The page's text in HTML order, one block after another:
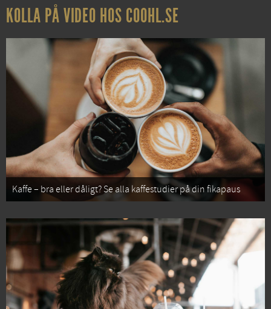
KOLLA PÅ VIDEO HOS COOHL.SE
Kaffe – bra eller dåligt? Se alla kaffestudier på din fikapaus